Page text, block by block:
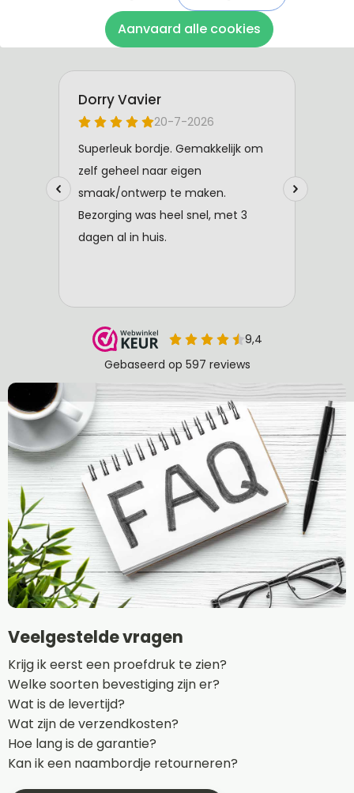
Veelgestelde vragen
Krijg ik eerst een proefdruk te zien?
Welke soorten bevestiging zijn er?
Wat is de levertijd?
Wat zijn de verzendkosten?
Hoe lang is de garantie?
Kan ik een naambordje retourneren?
Aanvaard alle cookies